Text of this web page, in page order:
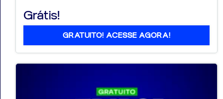
Grátis!
GRATUITO! ACESSE AGORA!